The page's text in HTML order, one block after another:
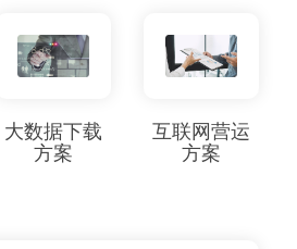
大数据下载
方案
互联网营运
方案